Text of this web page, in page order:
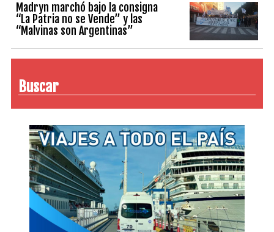
Madryn marchó bajo la consigna
“La Patria no se Vende” y las
“Malvinas son Argentinas”
Buscar